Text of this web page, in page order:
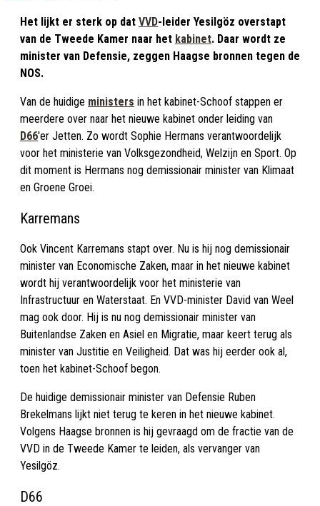
Het lijkt er sterk op dat VVD-leider Yesilgöz overstapt
van de Tweede Kamer naar het kabinet. Daar wordt ze
minister van Defensie, zeggen Haagse bronnen tegen de
NOS.
Van de huidige ministers in het kabinet-Schoof stappen er
meerdere over naar het nieuwe kabinet onder leiding van
D66'er Jetten. Zo wordt Sophie Hermans verantwoordelijk
voor het ministerie van Volksgezondheid, Welzijn en Sport. Op
dit moment is Hermans nog demissionair minister van Klimaat
en Groene Groei.
Karremans
Ook Vincent Karremans stapt over. Nu is hij nog demissionair
minister van Economische Zaken, maar in het nieuwe kabinet
wordt hij verantwoordelijk voor het ministerie van
Infrastructuur en Waterstaat. En VVD-minister David van Weel
mag ook door. Hij is nu nog demissionair minister van
Buitenlandse Zaken en Asiel en Migratie, maar keert terug als
minister van Justitie en Veiligheid. Dat was hij eerder ook al,
toen het kabinet-Schoof begon.
De huidige demissionair minister van Defensie Ruben
Brekelmans lijkt niet terug te keren in het nieuwe kabinet.
Volgens Haagse bronnen is hij gevraagd om de fractie van de
VVD in de Tweede Kamer te leiden, als vervanger van
Yesilgöz.
D66